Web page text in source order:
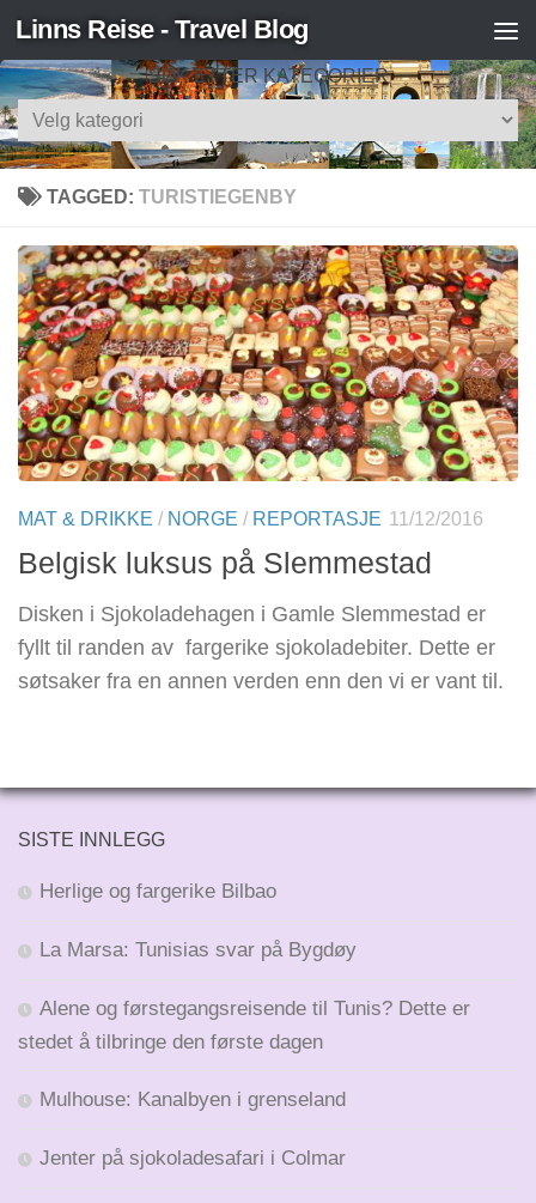
Skip to content
Linns Reise - Travel Blog
SØK ETTER KATEGORIER
Søk
etter
TAGGED: TURISTIEGENBY
MAT & DRIKKE / NORGE / REPORTASJE 11/12/2016
Belgisk luksus på Slemmestad
Disken i Sjokoladehagen i Gamle Slemmestad er
fyllt til randen av fargerike sjokoladebiter. Dette er
søtsaker fra en annen verden enn den vi er vant til.
SISTE INNLEGG
Herlige og fargerike Bilbao
La Marsa: Tunisias svar på Bygdøy
Alene og førstegangsreisende til Tunis? Dette er
stedet å tilbringe den første dagen
Mulhouse: Kanalbyen i grenseland
Jenter på sjokoladesafari i Colmar